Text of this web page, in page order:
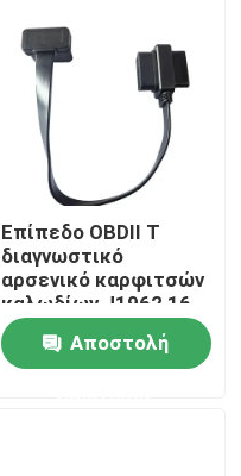
Επίπεδο OBDII Τ
διαγνωστικό
αρσενικό καρφιτσών
καλωδίων J1962 16
τύπων στο θηλυκό
μήκος 30cmΑποστολή